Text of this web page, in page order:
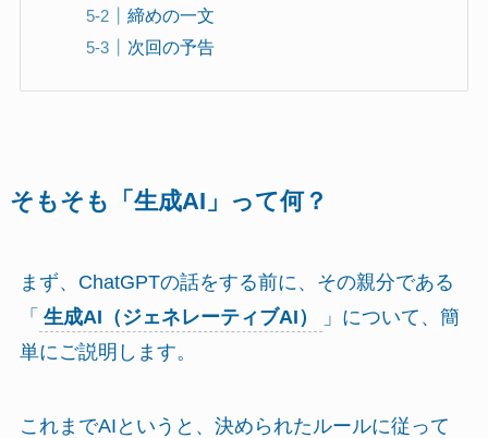
締めの一文
次回の予告
そもそも「生成AI」って何？
まず、ChatGPTの話をする前に、その親分である
「 生成AI（ジェネレーティブAI）
」について、簡
単にご説明します。
これまでAIというと、決められたルールに従って